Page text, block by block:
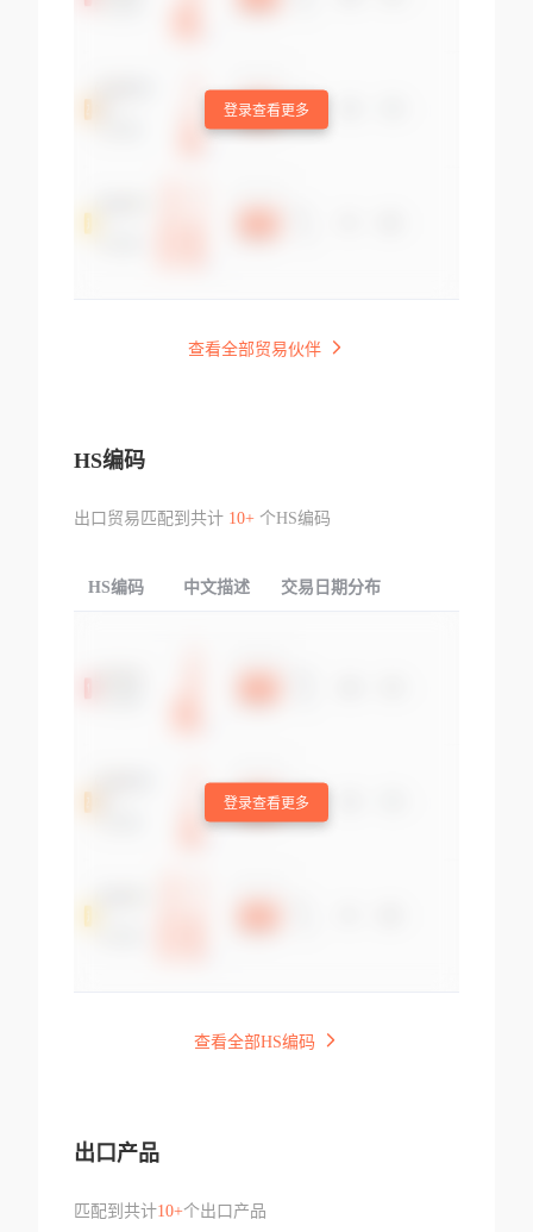
登录查看更多
查看全部贸易伙伴
HS编码
出口贸易匹配到共计 10+个HS编码
HS编码 中文描述 交易日期分布
登录查看更多
查看全部HS编码
出口产品
匹配到共计10+个出口产品